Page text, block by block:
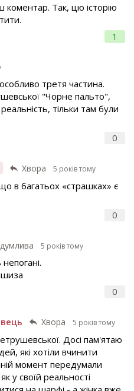
1
Так, цю історію
0
третя частина.
"Чорне пальто",
тільки там були
Хвора 5 років тому
0
в багатьох «страшках» є
5 років тому
0
Хвора 5 років тому
Досі пам'ятаю
які хотіли вчинити
момент передумали
у своїй реальності